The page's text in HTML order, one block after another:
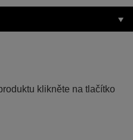
klikněte na tlačítko